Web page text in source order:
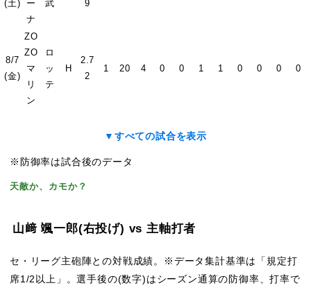
(土)
ー
ナ
武
9
8/7
(金)
ZO
ZO
マ
リ
ン
ロ
ッ
テ
H
2.7
2
1 20 4 0 0 1 1 0 0 0 0
▼すべての試合を表示
※防御率は試合後のデータ
天敵か、カモか？
山﨑 颯一郎(右投げ) vs 主軸打者
セ・リーグ主砲陣との対戦成績。※データ集計基準は「規定打
席1/2以上」。選手後の(数字)はシーズン通算の防御率、打率で